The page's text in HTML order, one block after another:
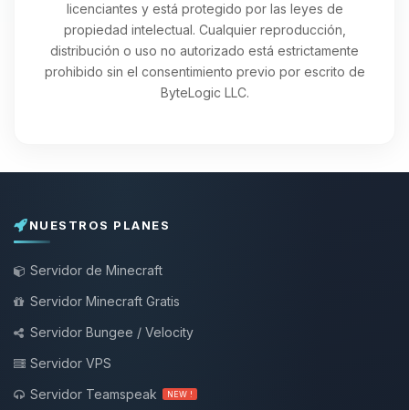
licenciantes y está protegido por las leyes de
propiedad intelectual. Cualquier reproducción,
distribución o uso no autorizado está estrictamente
prohibido sin el consentimiento previo por escrito de
ByteLogic LLC.
NUESTROS PLANES
Servidor de Minecraft
Servidor Minecraft Gratis
Servidor Bungee / Velocity
Servidor VPS
Servidor Teamspeak
NEW !